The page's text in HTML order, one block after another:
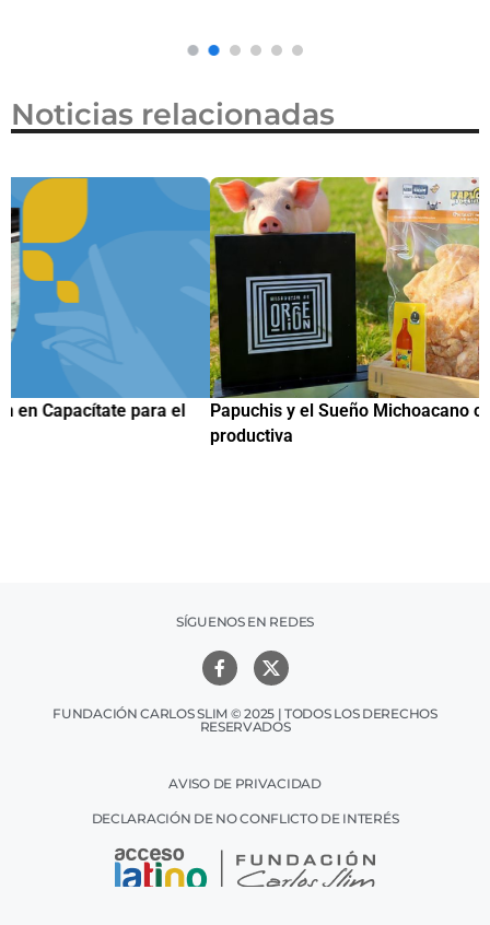
Noticias relacionadas
Papuchis y el Sueño Michoacano como alternativa
SÍGUENOS EN REDES
FUNDACIÓN CARLOS SLIM © 2025 | TODOS LOS DERECHOS
RESERVADOS
AVISO DE PRIVACIDAD
DECLARACIÓN DE NO CONFLICTO DE INTERÉS